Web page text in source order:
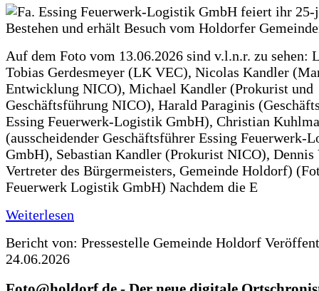
Auf dem Foto vom 13.06.2026 sind v.l.n.r. zu sehen:
Tobias Gerdesmeyer (LK VEC), Nicolas Kandler
Entwicklung NICO), Michael Kandler (Prokurist und
Geschäftsführung NICO), Harald Paraginis
Essing Feuerwerk-Logistik GmbH), Christian
(ausscheidender Geschäftsführer Essing Feuerwerk-
GmbH), Sebastian Kandler (Prokurist NICO),
Vertreter des Bürgermeisters, Gemeinde Holdorf)
Feuerwerk Logistik GmbH) Nachdem die E
Weiterlesen
Bericht von: Pressestelle Gemeinde Holdorf
24.06.2026